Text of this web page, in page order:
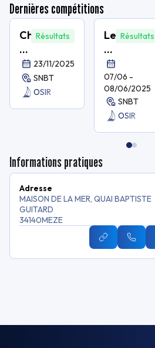
Dernières compétitions
Challenge
de
Thau
étape
4
Résultats
23/11/2025
SNBT
OSIR
Les
24
heures
de
Thau
Résultats
07/06 -
08/06/2025
SNBT
OSIR
Informations pratiques
Adresse
MAISON DE LA MER, QUAI BAPTISTE
GUITARD
34140MEZE